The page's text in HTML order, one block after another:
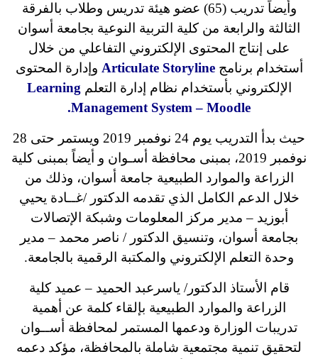
وأيضاً تدريب (65) عضو هيئة تدريس وطلاب بالفرقة
الثالثة والرابعة من كلية التربية النوعية بجامعة أسوان
على إنتاج المحتوى الإلكتروني التفاعلي من خلال
أستخدام برنامجArticulate Storyline وإدارة المحتوى
الإلكتروني بأستخدام نظام إدارة التعلم Learning
Management System – Moodle.
حيث بدأ التدريب يوم 24 نوفمبر 2019 ويستمر حتى 28
نوفمبر 2019، بمبنى محافظة أسـوان و أيضاً بمبنى كلية
الزراعة والموارد الطبيعية جامعة أسوان، وذلك من
خلال الدعم الكامل الذي تقدمه الدكتور /غــادة يحيي
أبوزيد – مدير مركز المعلومات وشبكة الإتصالات
بجامعة أسوان، وتنسيق الدكتور / ناصر محمد – مدير
وحدة التعلم الإلكتروني والمكتبة الرقمية بالجامعة.
قام الأستاذ الدكتور/ ياسرعبد الحميد – عميد كلية
الزراعة والموارد الطبيعية بإلقاء كلمة عن أهمية
تدريبات الوزارة ودعمها المستمر لمحافظة أســوان
لتحقيق تنمية مجتمعية شاملة بالمحافظة، مؤكد دعمه